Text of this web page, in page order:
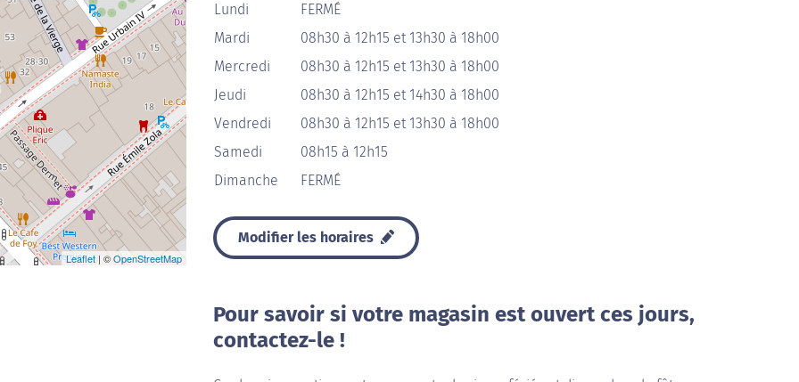
Leaflet | ©OpenStreetMap
Lundi
FERMÉ
Mardi
08h30 à 12h15 et 13h30 à 18h00
Mercredi
08h30 à 12h15 et 13h30 à 18h00
Jeudi
08h30 à 12h15 et 14h30 à 18h00
Vendredi
08h30 à 12h15 et 13h30 à 18h00
Samedi
08h15 à 12h15
Dimanche
FERMÉ
Modifier les horaires
Pour savoir si votre magasin est ouvert ces jours,
contactez-le !